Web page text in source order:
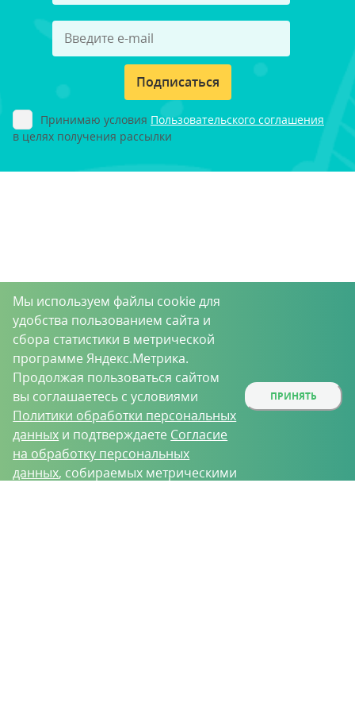
Подписаться
Принимаю условия Пользовательского соглашения
в целях получения рассылки
Мы используем файлы cookie для
удобства пользованием сайта и
сбора статистики в метрической
программе Яндекс.Метрика.
Продолжая пользоваться сайтом
вы соглашаетесь с условиями
Политики обработки персональных
данных и подтверждаете Согласие
на обработку персональных
данных, собираемых метрическими
ПРИНЯТЬ